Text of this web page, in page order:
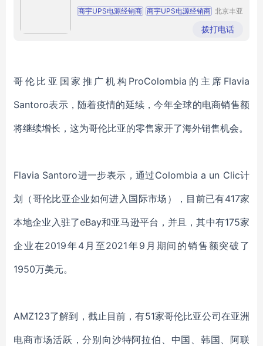
商宇UPS电源经销商 商宇UPS电源经销商 北京丰亚
发展有限
公司
拨打电话
哥伦比亚国家推广机构ProColombia的主席Flavia
Santoro表示，随着疫情的延续，今年全球的电商销售额
将继续增长，这为哥伦比亚的零售家开了海外销售机会。
Flavia Santoro进一步表示，通过Colombia a un Clic计
划（哥伦比亚企业如何进入国际市场），目前已有417家
本地企业入驻了eBay和亚马逊平台，并且，其中有175家
企业在2019年4月至2021年9月期间的销售额突破了
1950万美元。
AMZ123了解到，截止目前，有51家哥伦比亚公司在亚洲
电商市场活跃，分别向沙特阿拉伯、中国、韩国、阿联